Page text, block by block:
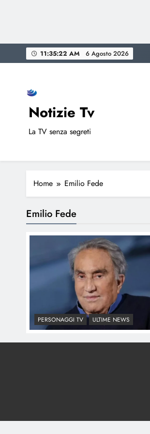
to
11:35:22 AM 6 Agosto 2026
Notizie Tv
La TV senza segreti
Home Emilio Fede
Emilio Fede
PERSONAGGI TV ULTIME NEWS